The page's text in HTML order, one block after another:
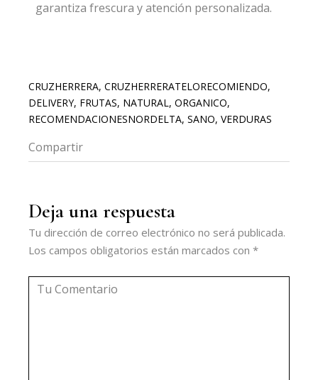
garantiza frescura y atención personalizada.
CRUZHERRERA,CRUZHERRERATELORECOMIENDO,
DELIVERY, FRUTAS, NATURAL,ORGANICO,
RECOMENDACIONESNORDELTA,SANO,VERDURAS
Compartir
Deja una respuesta
Tu dirección de correo electrónico no será publicada.
Los campos obligatorios están marcados con*